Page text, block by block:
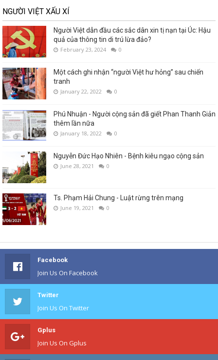
NGƯỜI VIỆT XẤU XÍ
Người Việt dẫn đầu các sắc dân xin tị nạn tại Úc: Hậu
quả của thông tin di trú lừa đảo?
February 23, 2024 0
Một cách ghi nhận “người Việt hư hỏng” sau chiến
tranh
January 22, 2022 0
Phú Nhuận - Người cộng sản đã giết Phan Thanh Giản
thêm lần nữa
January 18, 2022 0
Nguyễn Đức Hạo Nhiên - Bệnh kiêu ngạo cộng sản
June 28, 2021 0
Ts. Phạm Hải Chung - Luật rừng trên mạng
June 19, 2021 0
Facebook
Join Us On Facebook
Twitter
Join Us On Twitter
Gplus
Join Us On Gplus